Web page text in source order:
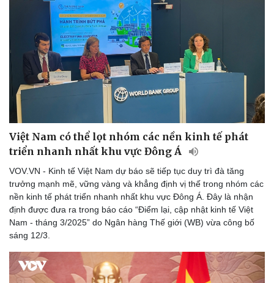
Việt Nam có thể lọt nhóm các nền kinh tế phát
triển nhanh nhất khu vực Đông Á
VOV.VN - Kinh tế Việt Nam dự báo sẽ tiếp tục duy trì đà tăng
trưởng mạnh mẽ, vững vàng và khẳng định vị thế trong nhóm các
nền kinh tế phát triển nhanh nhất khu vực Đông Á. Đây là nhận
định được đưa ra trong báo cáo “Điểm lại, cập nhật kinh tế Việt
Nam - tháng 3/2025” do Ngân hàng Thế giới (WB) vừa công bố
sáng 12/3.